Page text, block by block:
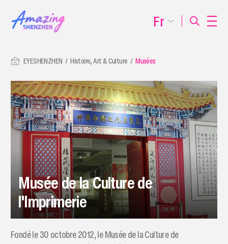
EYESHENZHEN Histoire, Art & Culture Musées
Musée de la Culture de
l'Imprimerie
​Fondé le 30 octobre 2012, le Musée de la Culture de
Fr